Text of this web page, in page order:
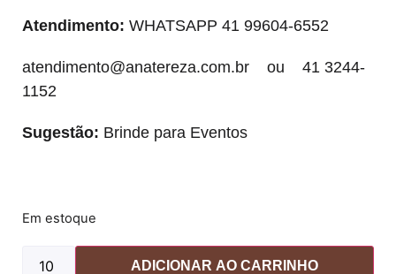
Atendimento: WHATSAPP 41 99604-6552
atendimento@anatereza.com.br ou 41 3244-
1152
Sugestão: Brinde para Eventos
Em estoque
ADICIONAR AO CARRINHO